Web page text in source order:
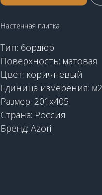
Настенная плитка
Тип: бордюр
Поверхность: матовая
Цвет: коричневый
Единица измерения: м2
Размер: 201х405
Страна: Россия
Бренд: Azori